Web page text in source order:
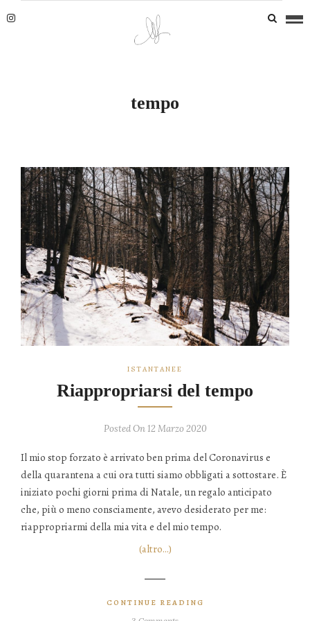
tempo
ISTANTANEE
Riappropriarsi del tempo
Posted On 12 Marzo 2020
Il mio stop forzato è arrivato ben prima del Coronavirus e
della quarantena a cui ora tutti siamo obbligati a sottostare. È
iniziato pochi giorni prima di Natale, un regalo anticipato
che, più o meno consciamente, avevo desiderato per me:
riappropriarmi della mia vita e del mio tempo.
(altro…)
CONTINUE READING